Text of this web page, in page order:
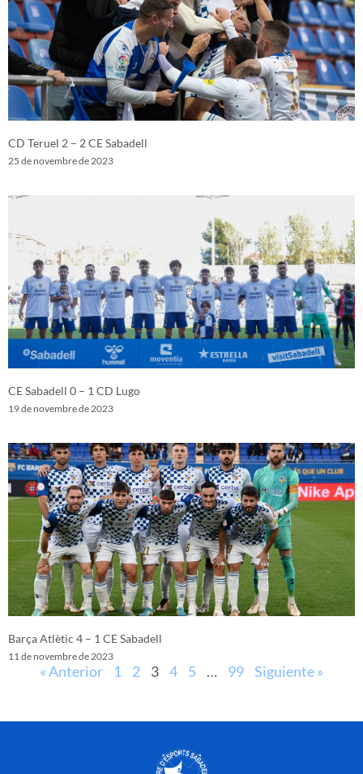
CD Teruel 2 – 2 CE Sabadell
25 de novembre de 2023
CE Sabadell 0 – 1 CD Lugo
19 de novembre de 2023
Barça Atlètic 4 – 1 CE Sabadell
11 de novembre de 2023
« Anterior 1 2 3 4 5 … 99 Siguiente »